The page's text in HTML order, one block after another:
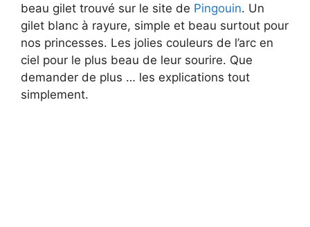
beau gilet trouvé sur le site de Pingouin. Un
gilet blanc à rayure, simple et beau surtout pour
nos princesses. Les jolies couleurs de l’arc en
ciel pour le plus beau de leur sourire. Que
demander de plus … les explications tout
simplement.